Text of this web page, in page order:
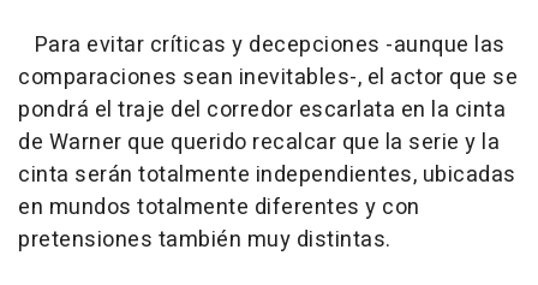
Para evitar críticas y decepciones -aunque las
comparaciones sean inevitables-, el actor que se
pondrá el traje del corredor escarlata en la cinta
de Warner que querido recalcar que la serie y la
cinta serán totalmente independientes, ubicadas
en mundos totalmente diferentes y con
pretensiones también muy distintas.